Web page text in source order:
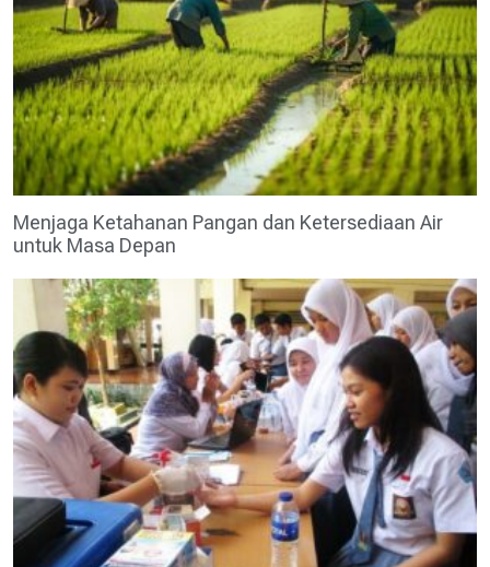
Menjaga Ketahanan Pangan dan Ketersediaan Air
untuk Masa Depan